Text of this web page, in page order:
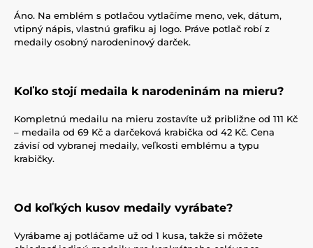
Áno. Na emblém s potlačou vytlačíme meno, vek, dátum,
vtipný nápis, vlastnú grafiku aj logo. Práve potlač robí z
medaily osobný narodeninový darček.
Koľko stojí medaila k narodeninám na mieru?
Kompletnú medailu na mieru zostavíte už približne od 111 Kč
– medaila od 69 Kč a darčeková krabička od 42 Kč. Cena
závisí od vybranej medaily, veľkosti emblému a typu
krabičky.
Od koľkých kusov medaily vyrábate?
Vyrábame aj potláčame už od 1 kusa, takže si môžete